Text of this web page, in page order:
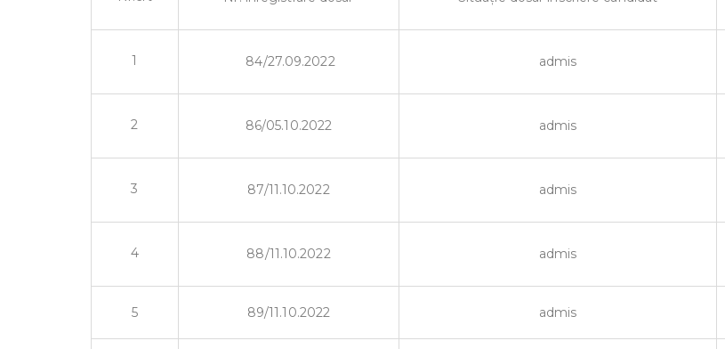
1 84/27.09.2022 admis
2 86/05.10.2022 admis
3 87/11.10.2022 admis
4 88/11.10.2022 admis
5 89/11.10.2022 admis